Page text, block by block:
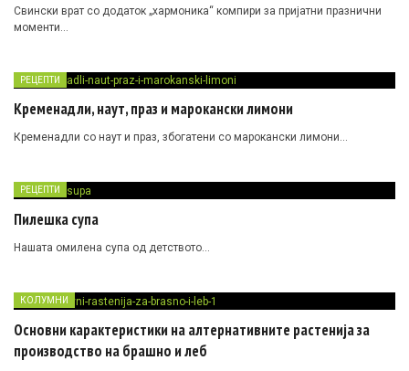
Свински врат со додаток „хармоника“ компири за пријатни празнични
моменти…
РЕЦЕПТИ
Кременадли, наут, праз и марокански лимони
Кременадли со наут и праз, збогатени со марокански лимони…
РЕЦЕПТИ
Пилешка супа
Нашата омилена супа од детството…
КОЛУМНИ
Основни карактеристики на алтернативните растенија за
производство на брашно и леб